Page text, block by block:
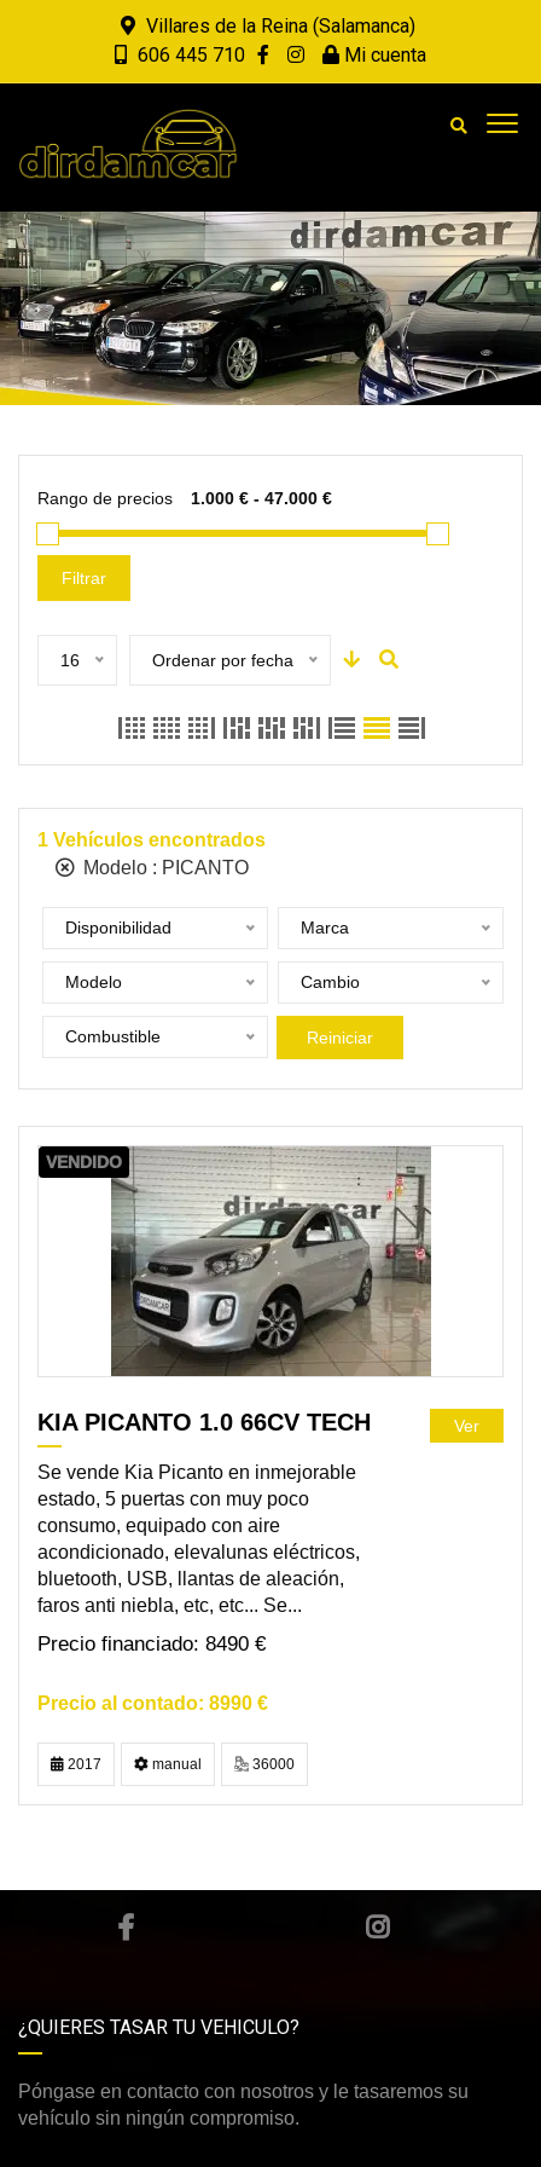
Villares de la Reina (Salamanca)
606 445 710
Mi cuenta
Rango de precios
Filtrar
16 Ordenar por fecha
1 Vehículos encontrados
Modelo : PICANTO
Disponibilidad Marca
Modelo Cambio
Combustible Reiniciar
VENDIDO
KIA PICANTO 1.0 66CV TECH
Se vende Kia Picanto en inmejorable
estado, 5 puertas con muy poco
consumo, equipado con aire
acondicionado, elevalunas eléctricos,
bluetooth, USB, llantas de aleación,
faros anti niebla, etc, etc... Se...
8490 €
8990 €
Ver
2017 manual 36000
¿QUIERES TASAR TU VEHICULO?
Póngase en contacto con nosotros y le tasaremos su
vehículo sin ningún compromiso.